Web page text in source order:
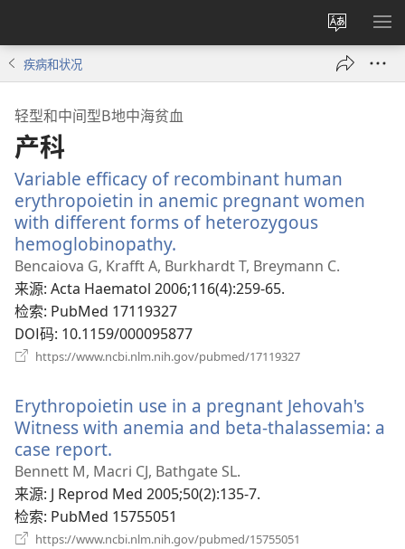
更
改
网
显
疾病和状况
轻型和中间型Β地中海贫血
产科
Variable efficacy of recombinant human
erythropoietin in anemic pregnant women
with different forms of heterozygous
hemoglobinopathy.
开
新
窗
口）
Bencaiova G, Krafft A, Burkhardt T, Breymann C.
来源‎: Acta Haematol 2006;116(4):259-65.
检索‎: PubMed 17119327
DOI码‎: 10.1159/000095877
https://www.ncbi.nlm.nih.gov/pubmed/17119327
窗
口）
Erythropoietin use in a pregnant Jehovah's
Witness with anemia and beta-thalassemia: a
case report.
开
新
窗
口）
Bennett M, Macri CJ, Bathgate SL.
来源‎: J Reprod Med 2005;50(2):135-7.
检索‎: PubMed 15755051
https://www.ncbi.nlm.nih.gov/pubmed/15755051